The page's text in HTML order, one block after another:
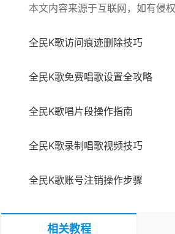
本文内容来源于互联网，如有侵权
全民K歌访问痕迹删除技巧
全民K歌免费唱歌设置全攻略
全民K歌唱片段操作指南
全民K歌录制唱歌视频技巧
全民K歌账号注销操作步骤
相关教程